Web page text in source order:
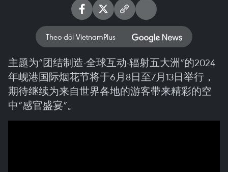
Theo dõi VietnamPlus
主题为“团结制造-全球互动-辐射五大洲”的2024
年岘港国际烟花节将于6月8日至7月13日举行，
期待继续为来自世界各地的游客带来精彩的空
中“感官盛宴”。